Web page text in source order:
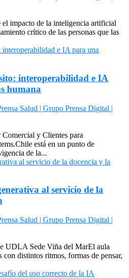
impacto de la inteligencia artificial
crítico de las personas que las
interoperabilidad e IA
humana
Salud | Grupo Prensa Digital |
y Clientes para
está en un punto de
de la...
al servicio de la
Salud | Grupo Prensa Digital |
UDLA Sede Viña del MarEl aula
con distintos ritmos, formas de pensar,